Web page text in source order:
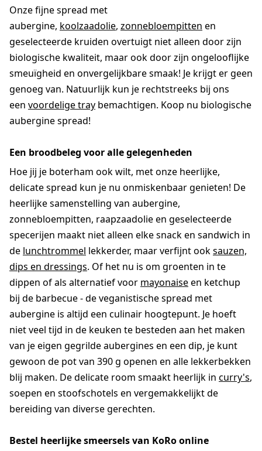
Onze fijne spread met
aubergine, koolzaadolie, zonnebloempitten en
geselecteerde kruiden overtuigt niet alleen door zijn
biologische kwaliteit, maar ook door zijn ongelooflijke
smeuïgheid en onvergelijkbare smaak! Je krijgt er geen
genoeg van. Natuurlijk kun je rechtstreeks bij ons
een voordelige tray bemachtigen. Koop nu biologische
aubergine spread!
Een broodbeleg voor alle gelegenheden
Hoe jij je boterham ook wilt, met onze heerlijke,
delicate spread kun je nu onmiskenbaar genieten! De
heerlijke samenstelling van aubergine,
zonnebloempitten, raapzaadolie en geselecteerde
specerijen maakt niet alleen elke snack en sandwich in
de lunchtrommel lekkerder, maar verfijnt ooksauzen,
dips en dressings. Of het nu is om groenten in te
dippen of als alternatief voor mayonaiseen ketchup
bij de barbecue - de veganistische spread met
aubergine is altijd een culinair hoogtepunt. Je hoeft
niet veel tijd in de keuken te besteden aan het maken
van je eigen gegrilde aubergines en een dip, je kunt
gewoon de pot van 390 g openen en alle lekkerbekken
blij maken. De delicate room smaakt heerlijk in curry's,
soepen en stoofschotels en vergemakkelijkt de
bereiding van diverse gerechten.
Bestel heerlijke smeersels van KoRo online